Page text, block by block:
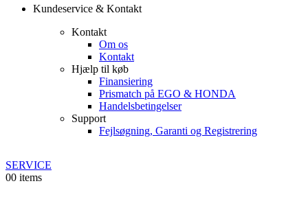
Kundeservice & Kontakt
Kontakt
Om os
Kontakt
Hjælp til køb
Finansiering
Prismatch på EGO & HONDA
Handelsbetingelser
Support
Fejlsøgning, Garanti og Registrering
SERVICE
00 items